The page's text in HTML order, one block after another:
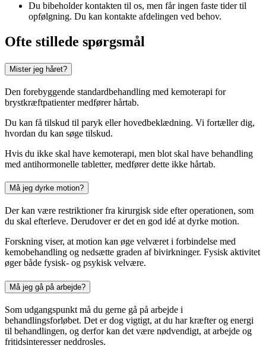
Du bibeholder kontakten til os, men får ingen faste tider til
opfølgning. Du kan kontakte afdelingen ved behov.
Ofte stillede spørgsmål
Mister jeg håret?
Den forebyggende standardbehandling med kemoterapi for
brystkræftpatienter medfører hårtab.
Du kan få tilskud til paryk eller hovedbeklædning. Vi fortæller dig,
hvordan du kan søge tilskud.
Hvis du ikke skal have kemoterapi, men blot skal have behandling
med antihormonelle tabletter, medfører dette ikke hårtab.
Må jeg dyrke motion?
Der kan være restriktioner fra kirurgisk side efter operationen, som
du skal efterleve. Derudover er det en god idé at dyrke motion.
Forskning viser, at motion kan øge velværet i forbindelse med
kemobehandling og nedsætte graden af bivirkninger. Fysisk aktivitet
øger både fysisk- og psykisk velvære.
Må jeg gå på arbejde?
Som udgangspunkt må du gerne gå på arbejde i
behandlingsforløbet. Det er dog vigtigt, at du har kræfter og energi
til behandlingen, og derfor kan det være nødvendigt, at arbejde og
fritidsinteresser neddrosles.